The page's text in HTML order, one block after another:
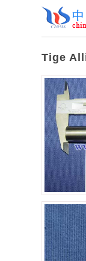
Tige